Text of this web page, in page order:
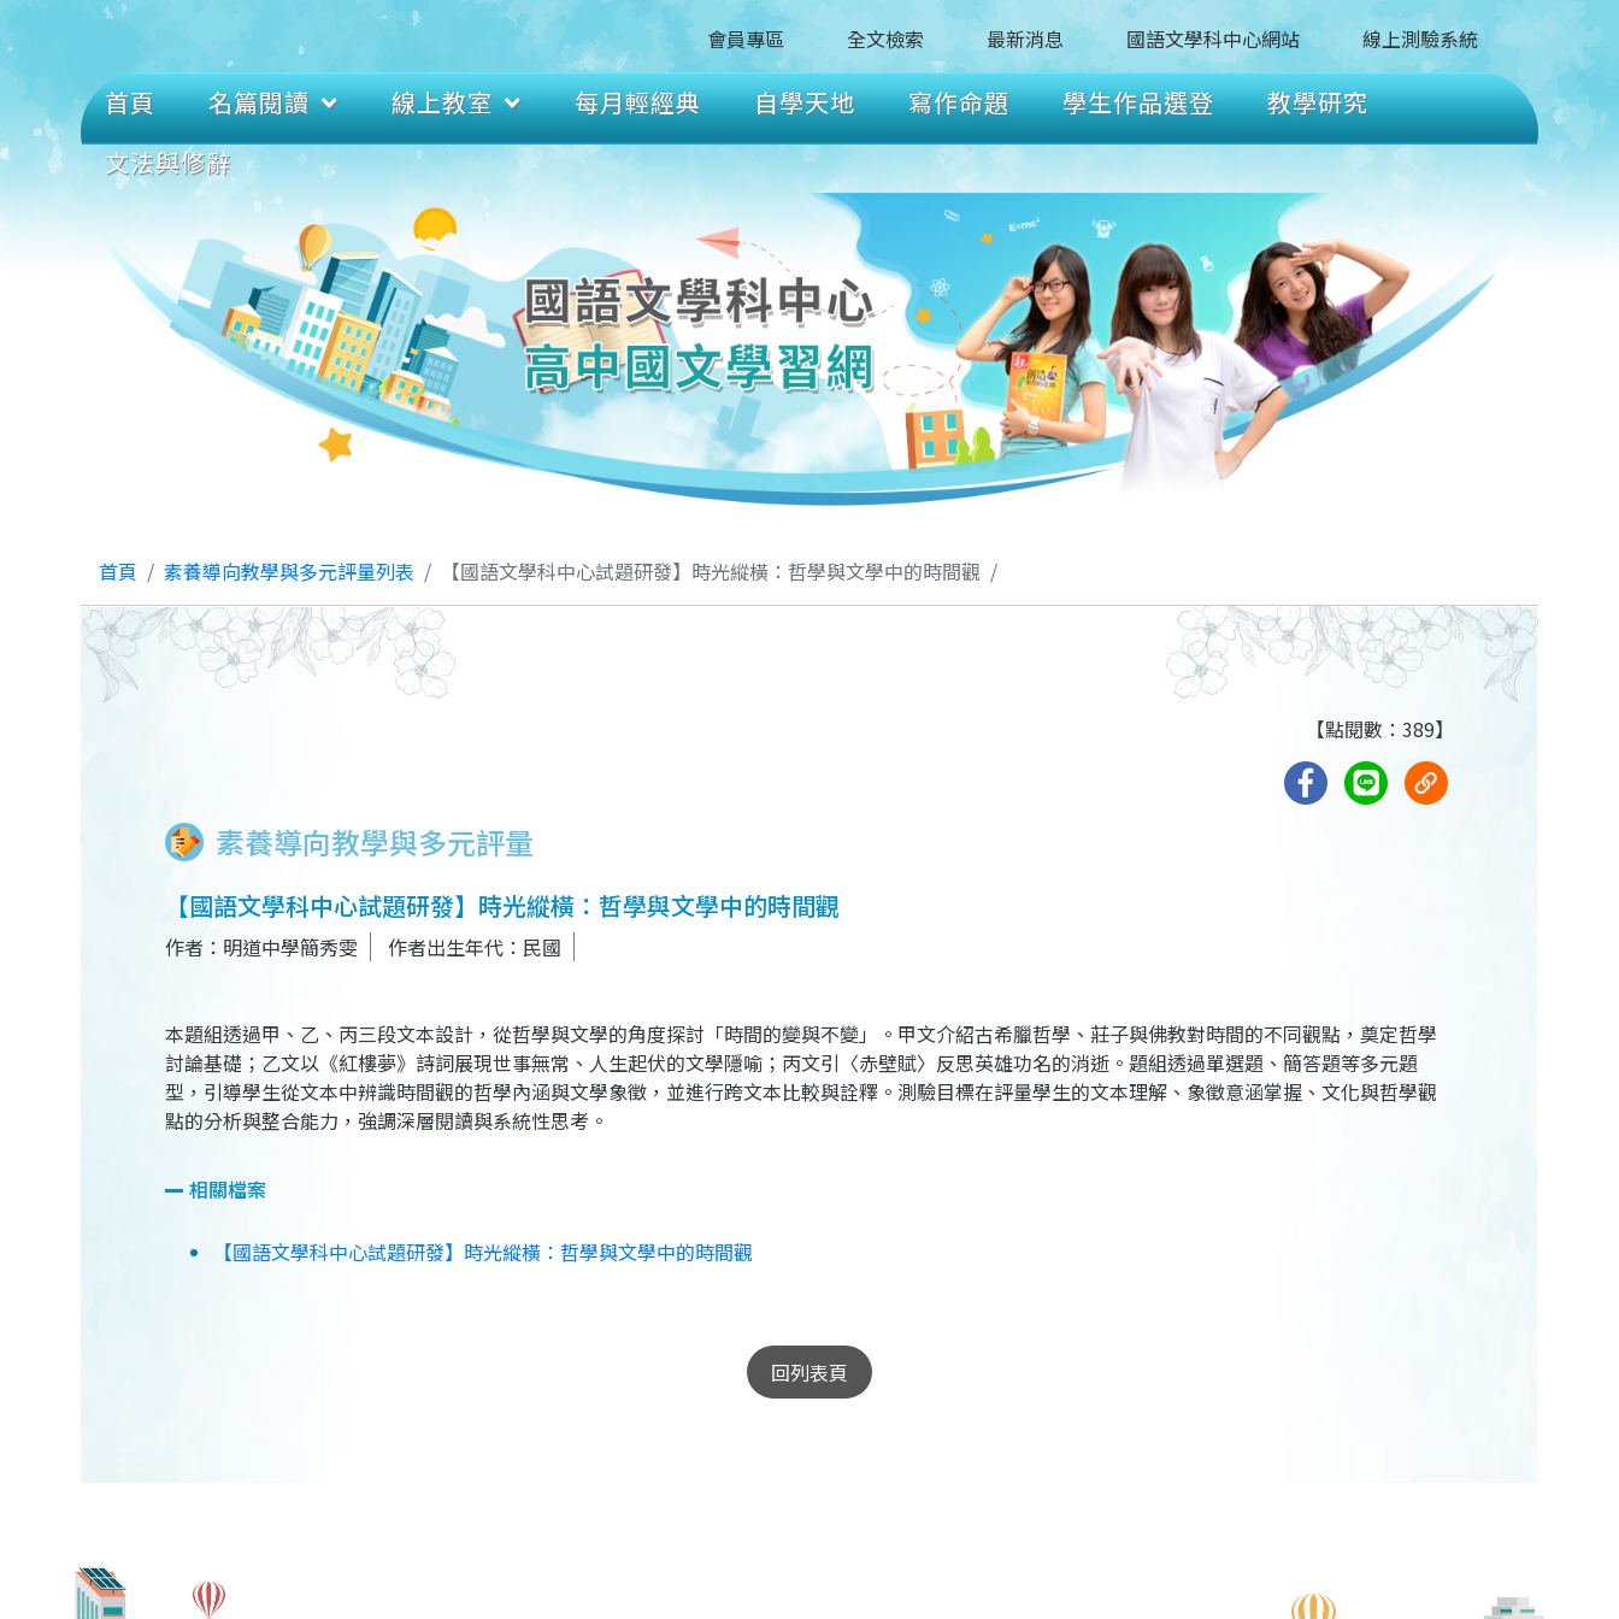
會員專區 全文檢索 最新消息 國語文學科中心網站 線上測驗系統
首頁 名篇閱讀 線上教室 每月輕經典 自學天地 寫作命題 學生作品選登
教學研究
文法與修辭
首頁 素養導向教學與多元評量列表 【國語文學科中心試題研發】時光縱橫：哲學與文學中的時間觀
【點閱數：389】
素養導向教學與多元評量
【國語文學科中心試題研發】時光縱橫：哲學與文學中的時間觀
作者：明道中學簡秀雯 作者出生年代：民國
本題組透過甲、乙、丙三段文本設計，從哲學與文學的角度探討「時間的變與不變」。甲文介紹古希臘哲學、莊子與佛教對時間的不同觀點，奠定哲學
討論基礎；乙文以《紅樓夢》詩詞展現世事無常、人生起伏的文學隱喻；丙文引〈赤壁賦〉反思英雄功名的消逝。題組透過單選題、簡答題等多元題
型，引導學生從文本中辨識時間觀的哲學內涵與文學象徵，並進行跨文本比較與詮釋。測驗目標在評量學生的文本理解、象徵意涵掌握、文化與哲學觀
點的分析與整合能力，強調深層閱讀與系統性思考。
相關檔案
【國語文學科中心試題研發】時光縱橫：哲學與文學中的時間觀
回列表頁